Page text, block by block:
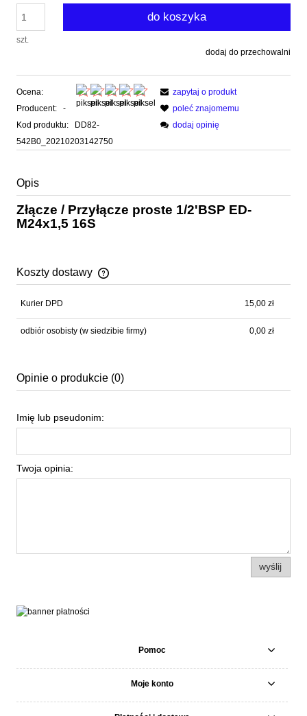
szt.
do koszyka
dodaj do przechowalni
Ocena:
Producent:
-
Kod produktu:
DD82-
542B0_20210203142750
zapytaj o produkt
poleć znajomemu
dodaj opinię
Opis
Złącze / Przyłącze proste 1/2'BSP ED-
M24x1,5 16S
Koszty dostawy
Cena nie zawiera ewentualnych kosztów płatności
Kurier DPD 15,00 zł
odbiór osobisty (w siedzibie firmy) 0,00 zł
Opinie o produkcie (0)
Imię lub pseudonim:
Twoja opinia:
wyślij
Pomoc
Moje konto